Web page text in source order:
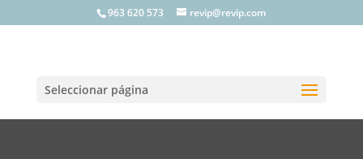
963 620 573 revip@revip.com
Seleccionar página